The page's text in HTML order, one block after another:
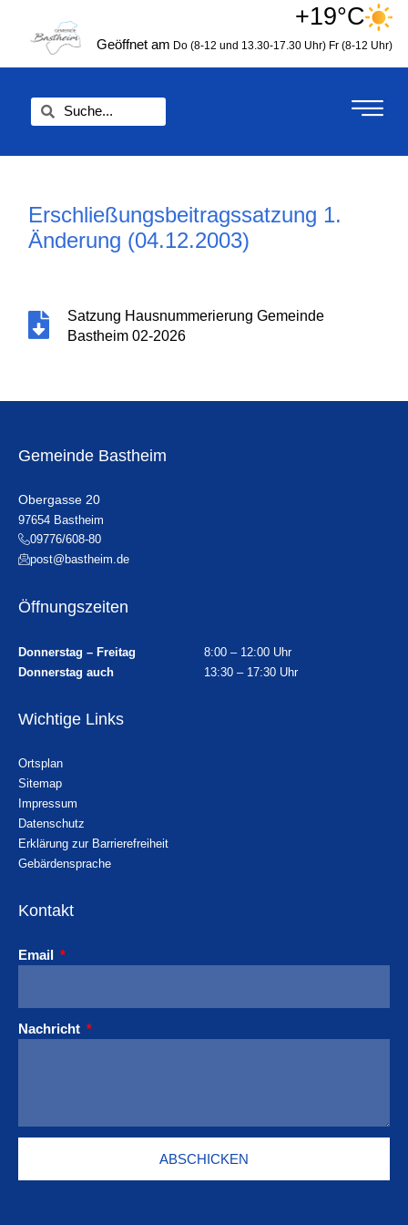
springen
+19°C
Geöffnet am Do (8-12 und 13.30-17.30 Uhr) Fr (8-12 Uhr)
Erschließungsbeitragssatzung 1.
Änderung (04.12.2003)
Satzung Hausnummerierung Gemeinde
Bastheim 02-2026
Gemeinde Bastheim
Obergasse 20
97654 Bastheim
09776/608-80
post@bastheim.de
Öffnungszeiten
Donnerstag – Freitag
8:00 – 12:00 Uhr
Donnerstag auch
13:30 – 17:30 Uhr
Wichtige Links
Ortsplan
Sitemap
Impressum
Datenschutz
Erklärung zur Barrierefreiheit
Gebärdensprache
Kontakt
Email
Nachricht
ABSCHICKEN